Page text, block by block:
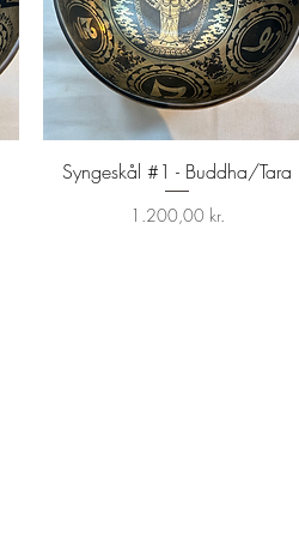
Hurtigvisning
Syngeskål #1 - Buddha/Tara
Pris
1.200,00 kr.